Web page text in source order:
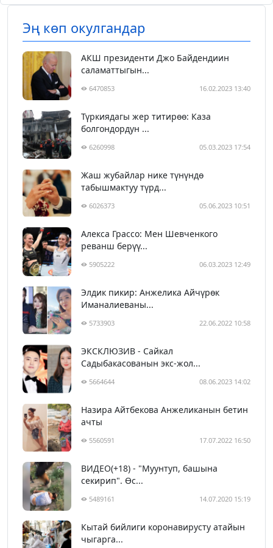
Эң көп окулгандар
АКШ президенти Джо Байдендиин
саламаттыгын...
6470853 16.02.2023 13:40
Түркиядагы жер титирөө: Каза
болгондордун ...
6260998 05.03.2023 17:54
Жаш жубайлар нике түнүндө
табышмактуу түрд...
6026373 05.06.2023 10:51
Алекса Грассо: Мен Шевченкого
реванш берүү...
5905222 06.03.2023 12:49
Элдик пикир: Анжелика Айчүрөк
Иманалиеваны...
5733903 22.06.2022 10:58
ЭКСКЛЮЗИВ - Сайкал
Садыбакасованын экс-жол...
5664644 08.06.2023 14:02
Назира Айтбекова Анжеликанын бетин
ачты
5560591 17.07.2022 16:50
ВИДЕО(+18) - "Муунтуп, башына
секирип". Өс...
5489161 14.07.2020 15:19
Кытай бийлиги коронавирусту атайын
чыгарга...